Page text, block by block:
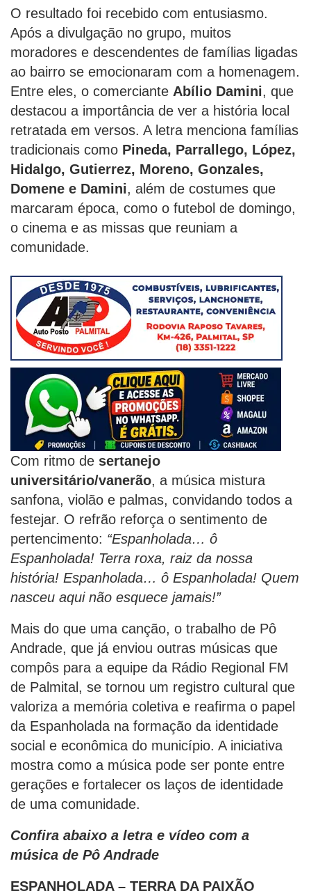
O resultado foi recebido com entusiasmo.
Após a divulgação no grupo, muitos
moradores e descendentes de famílias ligadas
ao bairro se emocionaram com a homenagem.
Entre eles, o comerciante Abílio Damini, que
destacou a importância de ver a história local
retratada em versos. A letra menciona famílias
tradicionais como Pineda, Parrallego, López,
Hidalgo, Gutierrez, Moreno, Gonzales,
Domene e Damini, além de costumes que
marcaram época, como o futebol de domingo,
o cinema e as missas que reuniam a
comunidade.
Com ritmo de sertanejo
universitário/vanerão, a música mistura
sanfona, violão e palmas, convidando todos a
festejar. O refrão reforça o sentimento de
pertencimento: “Espanholada… ô
Espanholada! Terra roxa, raiz da nossa
história! Espanholada… ô Espanholada! Quem
nasceu aqui não esquece jamais!”
Mais do que uma canção, o trabalho de Pô
Andrade, que já enviou outras músicas que
compôs para a equipe da Rádio Regional FM
de Palmital, se tornou um registro cultural que
valoriza a memória coletiva e reafirma o papel
da Espanholada na formação da identidade
social e econômica do município. A iniciativa
mostra como a música pode ser ponte entre
gerações e fortalecer os laços de identidade
de uma comunidade.
Confira abaixo a letra e vídeo com a
música de Pô Andrade
ESPANHOLADA – TERRA DA PAIXÃO